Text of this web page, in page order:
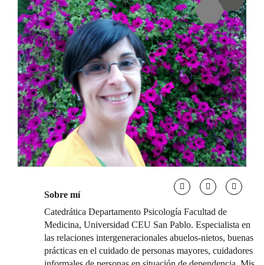
Sobre mí
Catedrática Departamento Psicología Facultad de
Medicina, Universidad CEU San Pablo. Especialista en
las relaciones intergeneracionales abuelos-nietos, buenas
prácticas en el cuidado de personas mayores, cuidadores